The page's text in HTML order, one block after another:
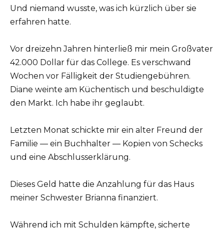
Und niemand wusste, was ich kürzlich über sie
erfahren hatte.
Vor dreizehn Jahren hinterließ mir mein Großvater
42.000 Dollar für das College. Es verschwand
Wochen vor Fälligkeit der Studiengebühren.
Diane weinte am Küchentisch und beschuldigte
den Markt. Ich habe ihr geglaubt.
Letzten Monat schickte mir ein alter Freund der
Familie — ein Buchhalter — Kopien von Schecks
und eine Abschlusserklärung.
Dieses Geld hatte die Anzahlung für das Haus
meiner Schwester Brianna finanziert.
Während ich mit Schulden kämpfte, sicherte